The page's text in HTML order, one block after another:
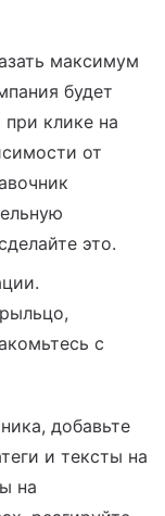
максимум
будет
клике на
от
это.
с
добавьте
и тексты на
на